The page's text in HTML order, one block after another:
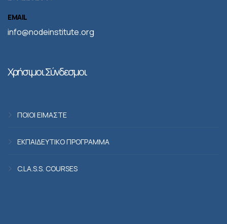
EMAIL
info@nodeinstitute.org
Χρήσιμοι Σύνδεσμοι
ΠΟΙΟΙ ΕΙΜΑΣΤΕ
ΕΚΠΑΙΔΕΥΤΙΚΟ ΠΡΟΓΡΑΜΜΑ
C.LA.S.S. COURSES